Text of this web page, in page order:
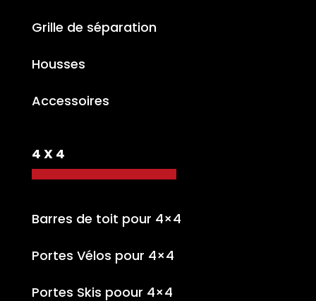
Grille de séparation
Housses
Accessoires
4 X 4
Barres de toit pour 4×4
Portes Vélos pour 4×4
Portes Skis poour 4×4